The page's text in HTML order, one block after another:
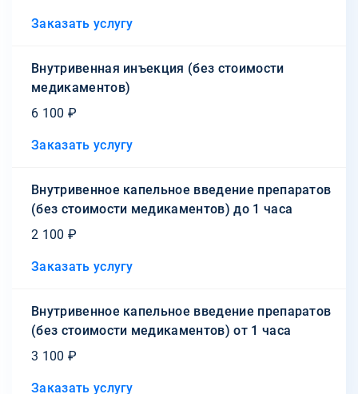
Заказать услугу
Внутривенная инъекция (без стоимости
медикаментов)
6 100 ₽
Заказать услугу
Внутривенное капельное введение препаратов
(без стоимости медикаментов) до 1 часа
2 100 ₽
Заказать услугу
Внутривенное капельное введение препаратов
(без стоимости медикаментов) от 1 часа
3 100 ₽
Заказать услугу